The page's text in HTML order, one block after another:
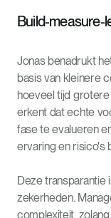
Build-measure-
Jonas benadrukt
basis van kleinere
hoeveel tijd
erkent dat echte
fase te evalueren
ervaring en risico's
Deze
zekerheden.
complexiteit,